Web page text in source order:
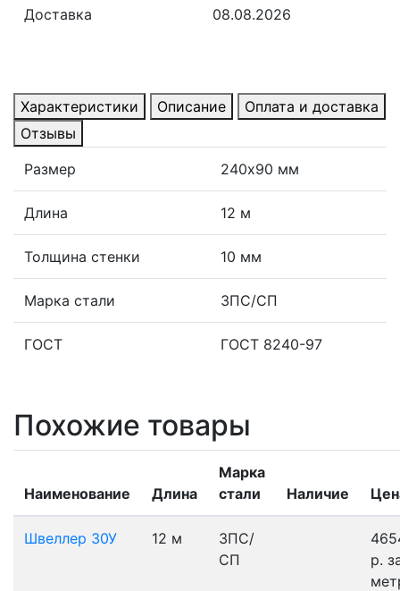
Доставка 08.08.2026
Характеристики Описание
Оплата и доставка
Отзывы
Размер
240х90 мм
Длина 12 м
Толщина стенки 10 мм
Марка стали 3ПС/СП
ГОСТ ГОСТ 8240-97
Похожие товары
Наименование Длина
Марка
стали
Наличие
Швеллер 30У 12 м
3ПС/
СП
р.